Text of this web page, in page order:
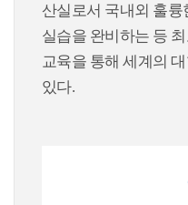
산실로서 국내외 훌
실습을 완비하는 등
교육을 통해 세계의
있다.